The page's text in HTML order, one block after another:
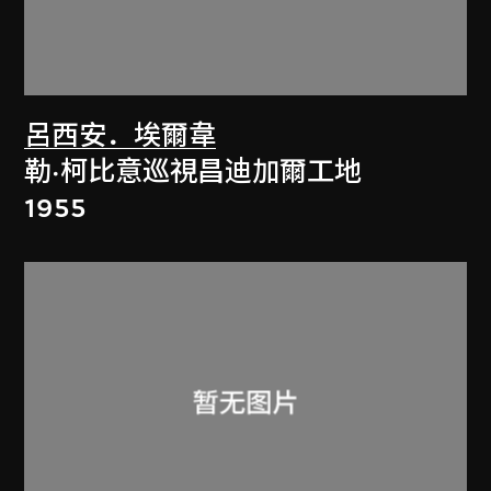
呂西安．埃爾韋
勒·柯比意巡視昌迪加爾工地
1955